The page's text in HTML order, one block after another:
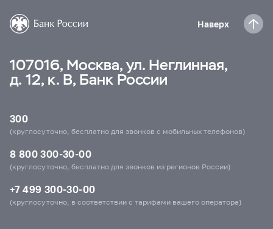
Наверх
107016, Москва, ул. Неглинная,
д. 12, к. В, Банк России
300
(круглосуточно, бесплатно для звонков с мобильных телефонов)
8 800 300-30-00
(круглосуточно, бесплатно для звонков из регионов России)
+7 499 300-30-00
(круглосуточно, в соответствии с тарифами вашего оператора)